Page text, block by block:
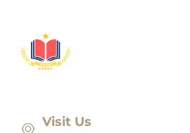
konten
Visit Us